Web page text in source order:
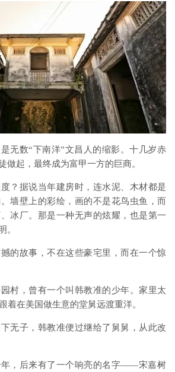
无数“下南洋”文昌人的缩影。十几岁赤
做起，最终成为富甲一方的巨商。
？据说当年建房时，连水泥、木材都是
墙壁上的彩绘，画的不是花鸟虫鱼，而
冰厂。那是一种无声的炫耀，也是第一
。
的故事，不在这些豪宅里，而在一个惊
村，曾有一个叫韩教准的少年。家里太
着在美国做生意的堂舅远渡重洋。
无子，韩教准便过继给了舅舅，从此改
年，后来有了一个响亮的名字——宋嘉树